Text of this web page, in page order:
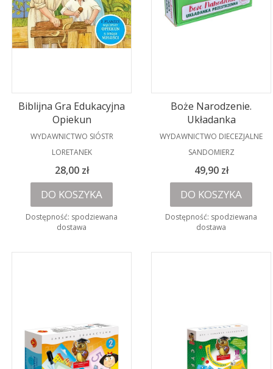
Biblijna Gra Edukacyjna
Opiekun
PRODUCENT
WYDAWNICTWO SIÓSTR
LORETANEK
Cena
28,00 zł
DO KOSZYKA
Dostępność: spodziewana
dostawa
Boże Narodzenie.
Układanka
PRODUCENT
WYDAWNICTWO DIECEZJALNE
SANDOMIERZ
Cena
49,90 zł
DO KOSZYKA
Dostępność: spodziewana
dostawa